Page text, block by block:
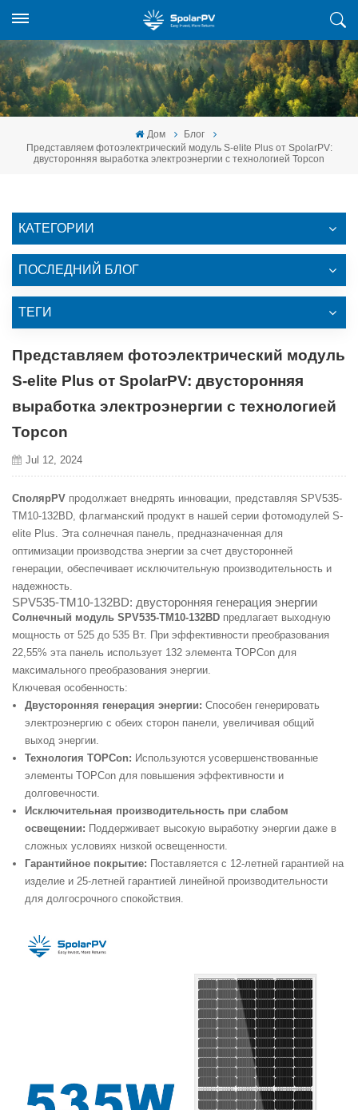
Дом
Блог
Представляем фотоэлектрический модуль S-elite Plus от SpolarPV:
двусторонняя выработка электроэнергии с технологией Topcon
КАТЕГОРИИ
ПОСЛЕДНИЙ БЛОГ
ТЕГИ
Представляем фотоэлектрический модуль
S-elite Plus от SpolarPV: двусторонняя
выработка электроэнергии с технологией
Topcon
Jul 12, 2024
СполярPV продолжает внедрять инновации, представляя SPV535-
TM10-132BD, флагманский продукт в нашей серии фотомодулей S-
elite Plus. Эта солнечная панель, предназначенная для
оптимизации производства энергии за счет двусторонней
генерации, обеспечивает исключительную производительность и
надежность.
SPV535-TM10-132BD: двусторонняя генерация энергии
Солнечный модуль SPV535-TM10-132BD предлагает выходную
мощность от 525 до 535 Вт. При эффективности преобразования
22,55% эта панель использует 132 элемента TOPCon для
максимального преобразования энергии.
Ключевая особенность:
Двусторонняя генерация энергии: Способен генерировать
электроэнергию с обеих сторон панели, увеличивая общий
выход энергии.
Технология TOPCon: Используются усовершенствованные
элементы TOPCon для повышения эффективности и
долговечности.
Исключительная производительность при слабом
освещении: Поддерживает высокую выработку энергии даже в
сложных условиях низкой освещенности.
Гарантийное покрытие: Поставляется с 12-летней гарантией на
изделие и 25-летней гарантией линейной производительности
для долгосрочного спокойствия.